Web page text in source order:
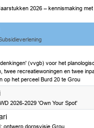
2026 – kennismaking
2026
(vvgb) voor het
twee recreatiewoningen en twee
op het perceel Burd 20 te Grou
2026
2026-2029 'Own Your Spot'
2026
ontwerp dorpsvisie Grou